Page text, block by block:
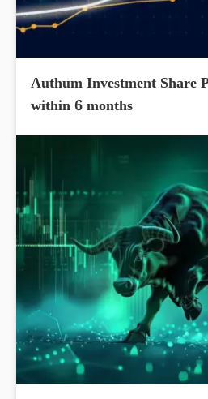
Authum Investment Share
within 6 months